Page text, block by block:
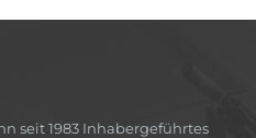
seit 1983 Inhabergeführtes